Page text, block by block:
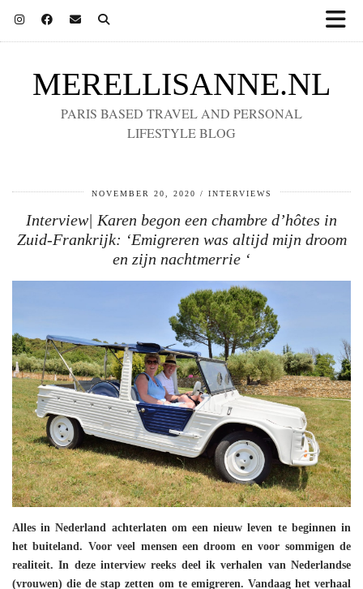
MERELLISANNE.NL
PARIS BASED TRAVEL AND PERSONAL
LIFESTYLE BLOG
NOVEMBER 20, 2020 INTERVIEWS
Interview| Karen begon een chambre d’hôtes in
Zuid-Frankrijk: ‘Emigreren was altijd mijn droom
en zijn nachtmerrie ‘
Alles in Nederland achterlaten om een nieuw leven te beginnen in
het buiteland. Voor veel mensen een droom en voor sommigen de
realiteit. In deze interview reeks deel ik verhalen van Nederlandse
(vrouwen) die de stap zetten om te emigreren. Vandaag het verhaal